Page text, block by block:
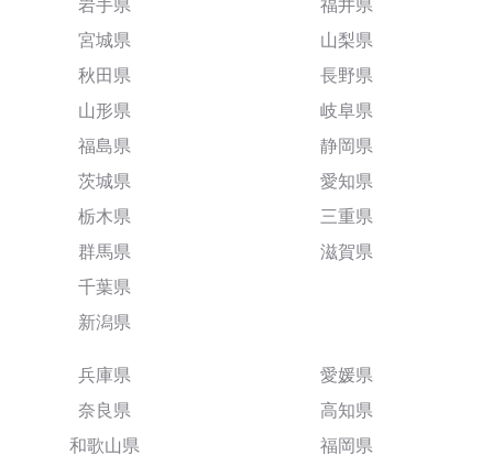
岩手県
宮城県
秋田県
山形県
福島県
茨城県
栃木県
群馬県
千葉県
新潟県
福井県
山梨県
長野県
岐阜県
静岡県
愛知県
三重県
滋賀県
兵庫県
奈良県
和歌山県
愛媛県
高知県
福岡県